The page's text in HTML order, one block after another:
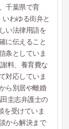
千葉県で育
わゆる街弁と
い法律用語を
に伝えること
条としていま
料、養育費な
対応していま
ら別居や離婚
圭志弁護士の
を受けていま
から解決まで